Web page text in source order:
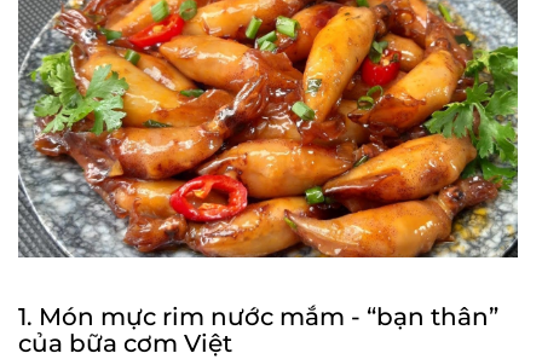
1. Món mực rim nước mắm - “bạn thân”
của bữa cơm Việt